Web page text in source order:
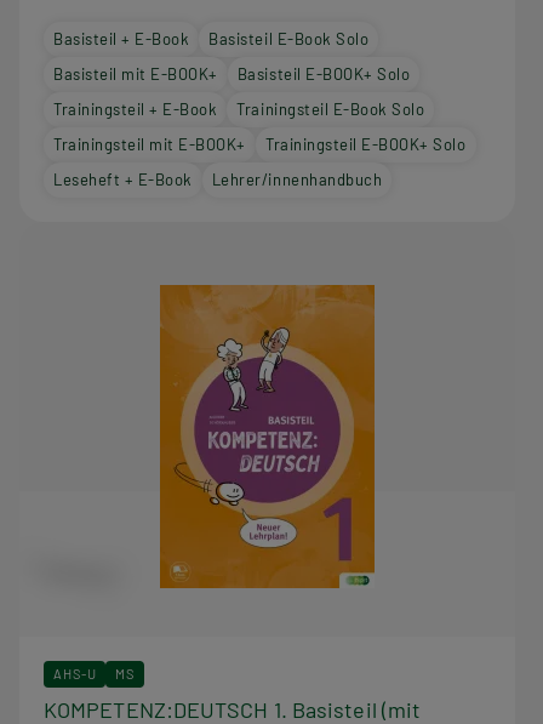
Basisteil + E-Book
Basisteil E-Book Solo
Basisteil mit E-BOOK+
Basisteil E-BOOK+ Solo
Trainingsteil + E-Book
Trainingsteil E-Book Solo
Trainingsteil mit E-BOOK+
Trainingsteil E-BOOK+ Solo
Leseheft + E-Book
Lehrer/innenhandbuch
AHS-U MS
KOMPETENZ:DEUTSCH 1. Basisteil (mit